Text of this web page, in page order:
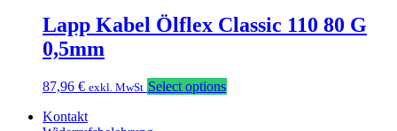
Lapp Kabel Ölflex Classic 110 80 G
0,5mm
87,96 € exkl. MwSt Select options
Kontakt